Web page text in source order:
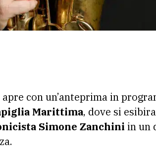
apre con un’anteprima in
Marittima, dove si
Simone Zanchini in un